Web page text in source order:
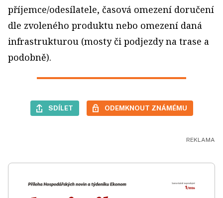
příjemce/odesílatele, časová omezení doručení
dle zvoleného produktu nebo omezení daná
infrastrukturou (mosty či podjezdy na trase a
podobně).
SDÍLET ODEMKNOUT ZNÁMÉMU